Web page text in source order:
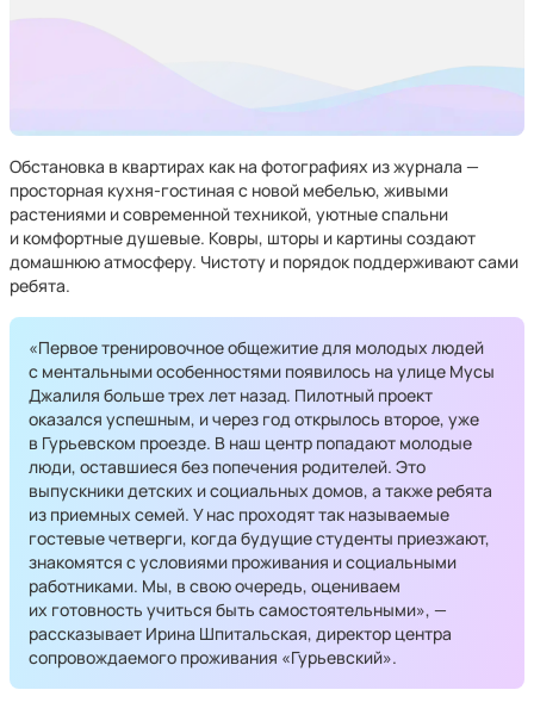
Обстановка в квартирах как на фотографиях из журнала —
просторная кухня-гостиная с новой мебелью, живыми
растениями и современной техникой, уютные спальни
и комфортные душевые. Ковры, шторы и картины создают
домашнюю атмосферу. Чистоту и порядок поддерживают сами
ребята.
«Первое тренировочное общежитие для молодых людей
с ментальными особенностями появилось на улице Мусы
Джалиля больше трех лет назад. Пилотный проект
оказался успешным, и через год открылось второе, уже
в Гурьевском проезде. В наш центр попадают молодые
люди, оставшиеся без попечения родителей. Это
выпускники детских и социальных домов, а также ребята
из приемных семей. У нас проходят так называемые
гостевые четверги, когда будущие студенты приезжают,
знакомятся с условиями проживания и социальными
работниками. Мы, в свою очередь, оцениваем
их готовность учиться быть самостоятельными», —
рассказывает Ирина Шпитальская, директор центра
сопровождаемого проживания «Гурьевский».